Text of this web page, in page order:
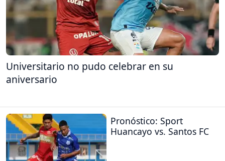
Universitario no pudo celebrar en su
aniversario
Pronóstico: Sport
Huancayo vs. Santos FC